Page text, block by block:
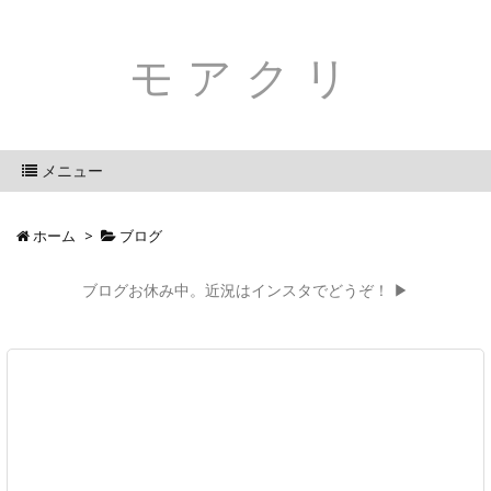
モアクリ
メニュー
ホーム > ブログ
ブログお休み中。近況はインスタでどうぞ！ ▶